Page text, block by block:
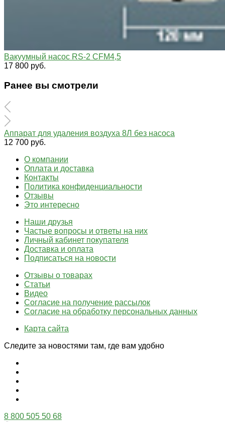
Вакуумный насос RS-2 CFM4,5
17 800 руб.
Ранее вы смотрели
Аппарат для удаления воздуха 8Л без насоса
12 700 руб.
О компании
Оплата и доставка
Контакты
Политика конфиденциальности
Отзывы
Это интересно
Наши друзья
Частые вопросы и ответы на них
Личный кабинет покупателя
Доставка и оплата
Подписаться на новости
Отзывы о товарах
Статьи
Видео
Согласие на получение рассылок
Согласие на обработку персональных данных
Карта сайта
Следите за новостями там, где вам удобно
8 800 505 50 68